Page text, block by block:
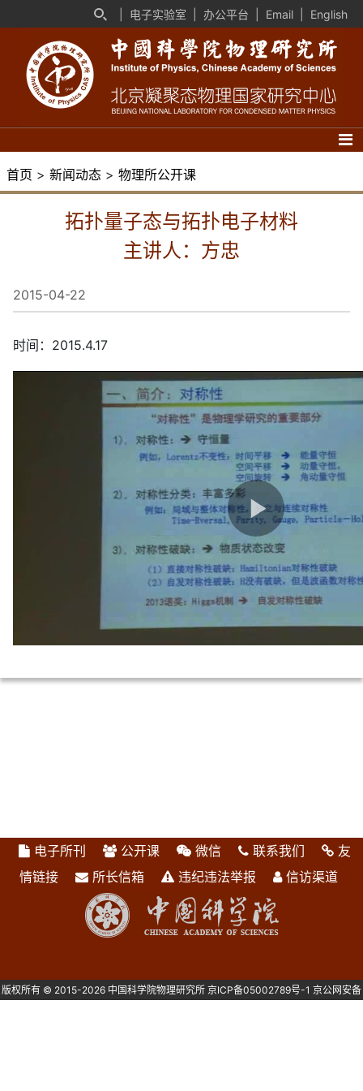
电子实验室 办公平台 Email English
首页 > 新闻动态 > 物理所公开课
拓扑量子态与拓扑电子材料
主讲人：方忠
2015-04-22
时间：2015.4.17
电子所刊 公开课 微信 联系我们
友
情链接
所长信箱 违纪违法举报 信访渠道
版权所有 © 2015-2026 中国科学院物理研究所 京ICP备05002789号-1 京公网安备